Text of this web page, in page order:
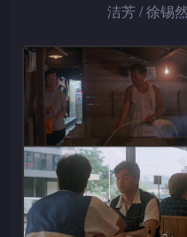
洁芳 / 徐锡然